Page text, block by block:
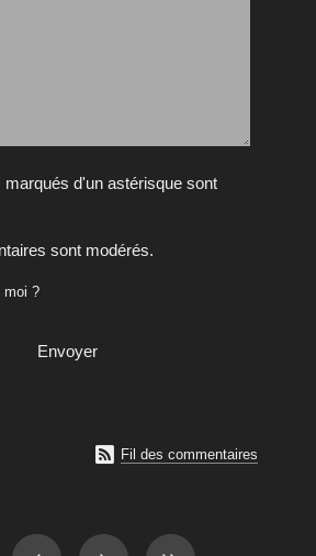
marqués d'un astérisque sont
sont modérés.
moi ?
 Fil des commentaires